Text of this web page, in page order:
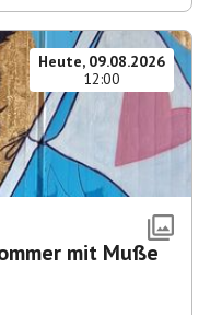
Heute, 09.08.2026
12:00
mit Muße